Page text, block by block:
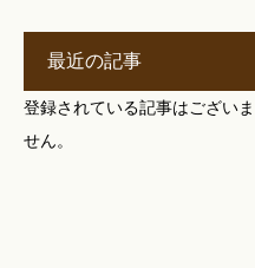
最近の記事
登録されている記事はございま
せん。